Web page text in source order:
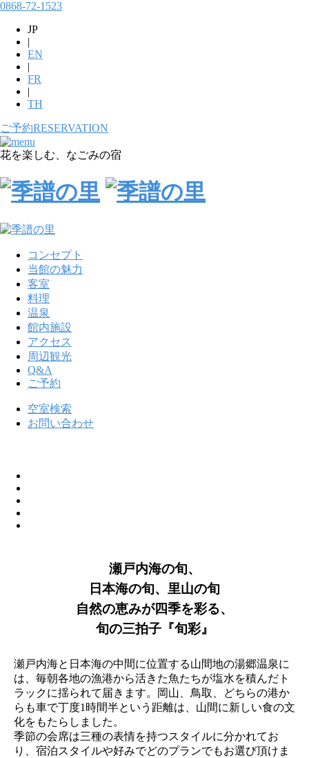
0868-72-1523
JP
|
EN
|
FR
|
TH
ご予約RESERVATION
花を楽しむ、なごみの宿
コンセプト
当館の魅力
客室
料理
温泉
館内施設
アクセス
周辺観光
Q&A
ご予約
空室検索
お問い合わせ
瀬戸内海の旬、
日本海の旬、里山の旬
自然の恵みが四季を彩る、
旬の三拍子『旬彩』
瀬戸内海と日本海の中間に位置する山間地の湯郷温泉に
は、毎朝各地の漁港から活きた魚たちが塩水を積んだト
ラックに揺られて届きます。岡山、鳥取、どちらの港か
らも車で丁度1時間半という距離は、山間に新しい食の文
化をもたらしました。
季節の会席は三種の表情を持つスタイルに分かれてお
り、宿泊スタイルや好みでどのプランでもお選び頂けま